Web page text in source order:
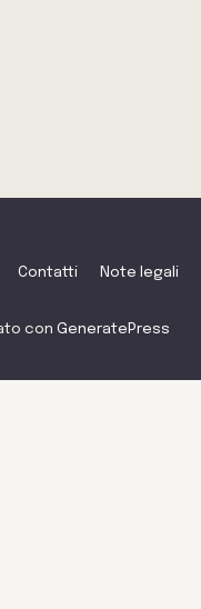
Contatti Note legali
con GeneratePress